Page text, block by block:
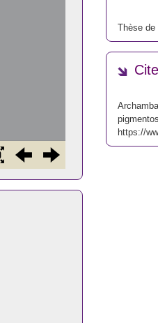
Thèse de
https://